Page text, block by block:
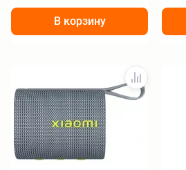
В корзину